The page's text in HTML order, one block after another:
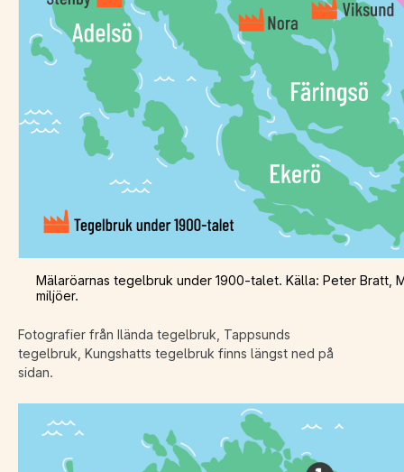
Mälaröarnas tegelbruk under 1900-talet. Källa: Peter Bratt,
miljöer.
Fotografier från Ilända tegelbruk, Tappsunds
tegelbruk, Kungshatts tegelbruk finns längst ned på
sidan.